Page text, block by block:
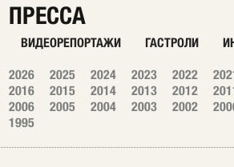
ПРЕССА
ВИДЕОРЕПОРТАЖИ ГАСТРОЛИ
2026 2025 2024 2023 2022
2016
2015 2014 2013 2012
2006
2005 2004 2003 2002
1995